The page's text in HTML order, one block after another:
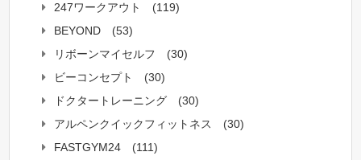
247ワークアウト
(119)
BEYOND
(53)
リボーンマイセルフ
(30)
ビーコンセプト
(30)
ドクタートレーニング
(30)
アルペンクイックフィットネス
(30)
FASTGYM24
(111)